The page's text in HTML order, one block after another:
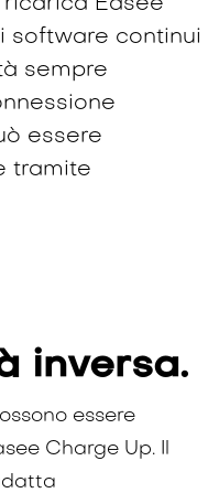
software continui
sempre
essere
tramite
inversa.
essere
Charge Up. Il